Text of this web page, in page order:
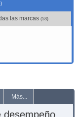
las marcas (53)
Más...
desempeño